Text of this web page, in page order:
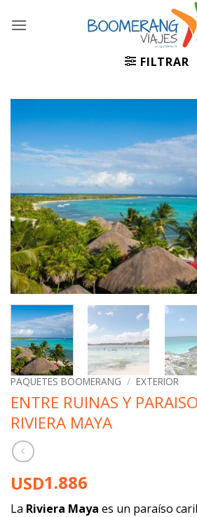
FILTRAR
PAQUETES BOOMERANG / EXTERIOR
ENTRE RUINAS Y
RIVIERA MAYA
USD1.886
La Riviera Maya es un paraíso